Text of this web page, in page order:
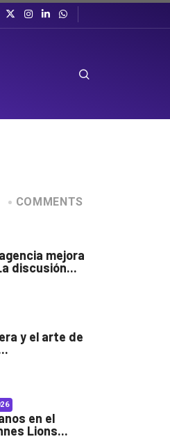
COMMENTS
mejora
discusión...
y el arte de
en el
Lions...